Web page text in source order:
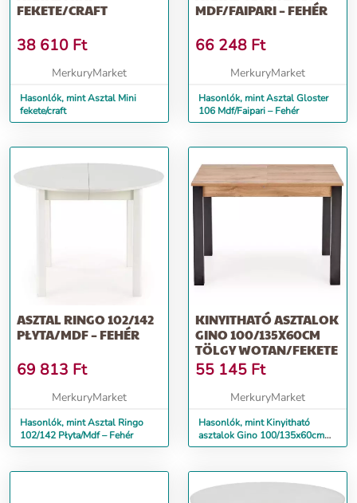
FEKETE/CRAFT
38 610 Ft
MerkuryMarket
Hasonlók, mint Asztal Mini
fekete/craft
MDF/FAIPARI – FEHÉR
66 248 Ft
MerkuryMarket
Hasonlók, mint Asztal Gloster
106 Mdf/Faipari – Fehér
ASZTAL RINGO 102/142
PŁYTA/MDF – FEHÉR
69 813 Ft
MerkuryMarket
Hasonlók, mint Asztal Ringo
102/142 Płyta/Mdf – Fehér
KINYITHATÓ ASZTALOK
GINO 100/135X60CM
TÖLGY WOTAN/FEKETE
55 145 Ft
MerkuryMarket
Hasonlók, mint Kinyitható
asztalok Gino 100/135x60cm
Tölgy Wotan/Fekete